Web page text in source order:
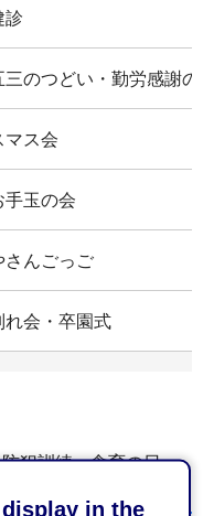
in the
診
のつどい・勤労感謝
マス会
手玉の会
さんごっご
れ会・卒園式
犯訓練、食育の日